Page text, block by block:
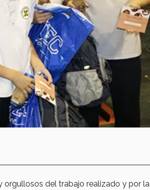
orgullosos del trabajo realizado y por la